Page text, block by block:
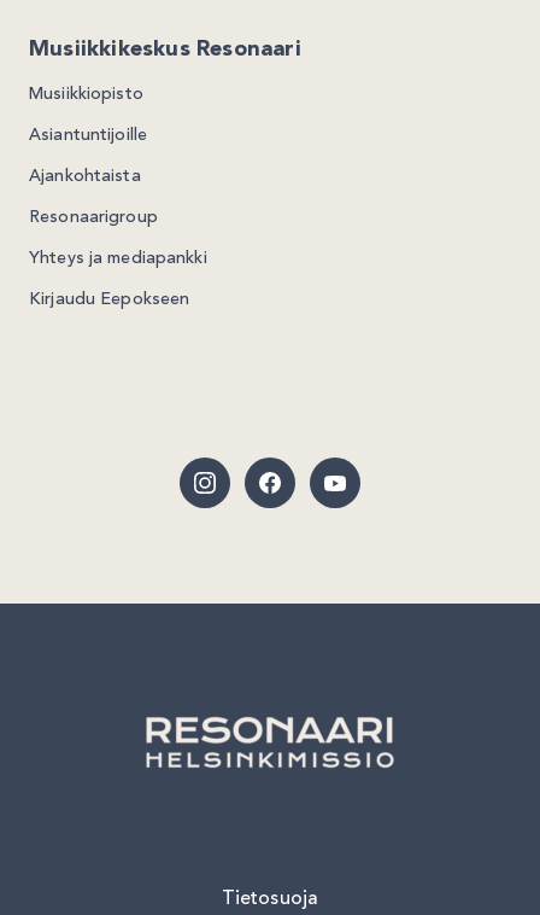
Musiikkikeskus Resonaari
Musiikkiopisto
Asiantuntijoille
Ajankohtaista
Resonaarigroup
Yhteys ja mediapankki
Kirjaudu Eepokseen
Tietosuoja